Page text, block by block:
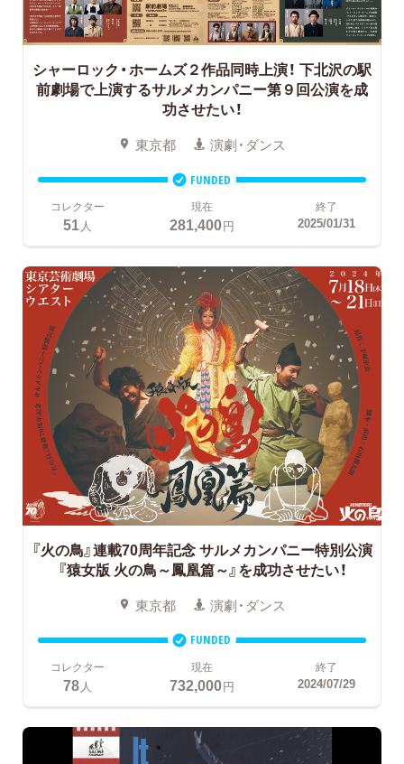
シャーロック・ホームズ２作品同時上演！ 下北沢の駅
前劇場で上演するサルメカンパニー第９回公演を成
功させたい！
東京都 演劇・ダンス
FUNDED
コレクター
51人
現在
281,400円
終了
2025/01/31
『火の鳥』連載70周年記念 サルメカンパニー特別公演
『猿女版 火の鳥～鳳凰篇～』を成功させたい！
東京都 演劇・ダンス
FUNDED
コレクター
78人
現在
732,000円
終了
2024/07/29